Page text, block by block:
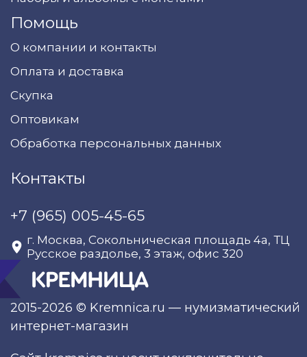
2015-2026 © Kremnica.ru — нумизматический
интернет-магазин
Помощь
О компании и контакты
Оплата и доставка
Скупка
Оптовикам
Обработка персональных данных
Контакты
+7 (965) 005-45-65
г. Москва, Сокольническая площадь 4а, ТЦ
Русское раздолье, 3 этаж, офис 320